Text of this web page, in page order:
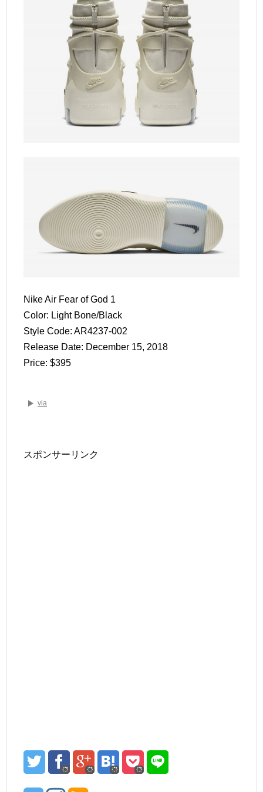
Nike Air Fear of God 1
Color: Light Bone/Black
Style Code: AR4237-002
Release Date: December 15, 2018
Price: $395
via
スポンサーリンク